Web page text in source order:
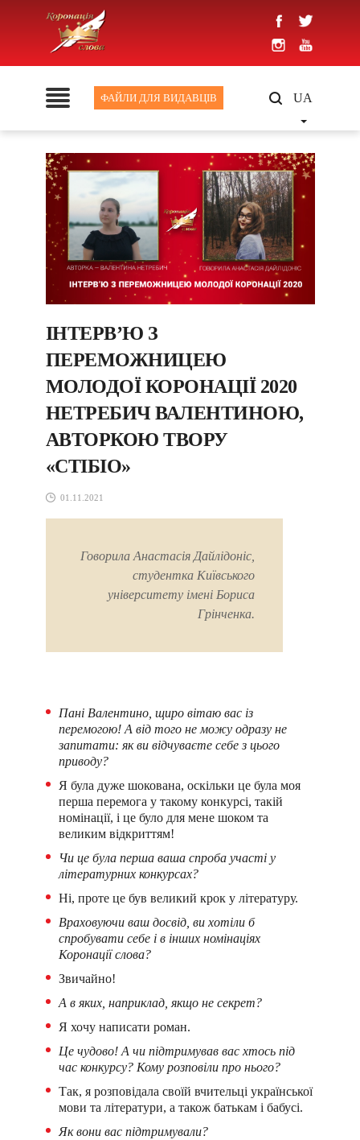
ФАЙЛИ ДЛЯ ВИДАВЦІВ UA
ІНТЕРВ’Ю З
ПЕРЕМОЖНИЦЕЮ
МОЛОДОЇ КОРОНАЦІЇ 2020
НЕТРЕБИЧ ВАЛЕНТИНОЮ,
АВТОРКОЮ ТВОРУ
«СТІБІО»
01.11.2021
Говорила Анастасія Дайлідоніс,
студентка Київського
університету імені Бориса
Грінченка.
Пані Валентино, щиро вітаю вас із
перемогою! А від того не можу одразу не
запитати: як ви відчуваєте себе з цього
приводу?
Я була дуже шокована, оскільки це була моя
перша перемога у такому конкурсі, такій
номінації, і це було для мене шоком та
великим відкриттям!
Чи це була перша ваша спроба участі у
літературних конкурсах?
Ні, проте це був великий крок у літературу.
Враховуючи ваш досвід, ви хотіли б
спробувати себе і в інших номінаціях
Коронації слова?
Звичайно!
А в яких, наприклад, якщо не секрет?
Я хочу написати роман.
Це чудово! А чи підтримував вас хтось під
час конкурсу? Кому розповіли про нього?
Так, я розповідала своїй вчительці української
мови та літератури, а також батькам і бабусі.
Як вони вас підтримували?